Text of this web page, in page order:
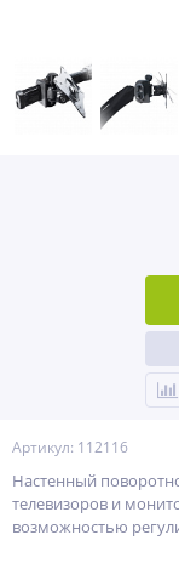
Артикул: 112116
Настенный
телевизоров и
возможностью